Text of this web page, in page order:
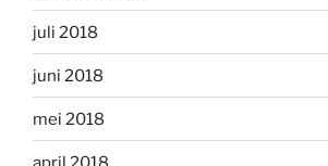
juli 2018
juni 2018
mei 2018